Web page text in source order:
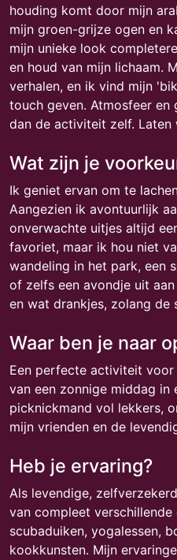
houding komt door mijn
mijn groen-grijze ogen en
mijn unieke look
en houd van mijn lichaam.
verhalen, en ik vind mijn
touch geven. Atmosfeer en
dan de activiteit zelf. Laten
Wat zijn je
Ik geniet ervan om te
Aangezien ik avontuurlijk
onverwachte uitjes altijd
favoriet, maar ik hou niet
wandeling in het park, een
of zelfs een avondje uit
en wat drankjes, zolang de
Waar ben je naar
Een perfecte activiteit
van een zonnige middag in
picknickmand vol lekkers,
mijn vrienden en de
Heb je ervaring?
Als levendige,
van compleet
scubaduiken, yogalessen,
kookkunsten. Mijn